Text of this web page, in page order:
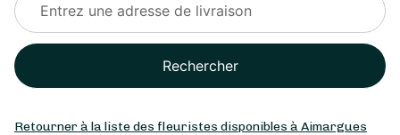
Rechercher
Retourner à la liste des fleuristes disponibles à Aimargues